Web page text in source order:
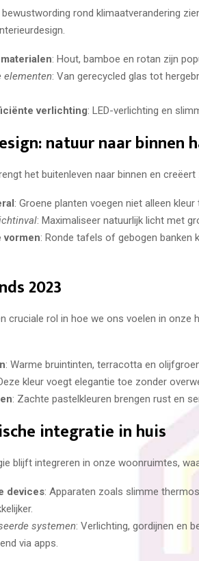
rond klimaatverandering
: Hout, bamboe en rotan zijn
elementen: Van gerecycled glas tot
verlichting: LED-verlichting en
natuur naar binnen
het buitenleven naar binnen en
: Groene planten voegen niet alleen
: Maximaliseer natuurlijk licht met
vormen: Ronde tafels of gebogen banken
2023
cruciale rol in hoe we ons voelen in onze
: Warme bruintinten, terracotta en
kleur voegt elegantie toe zonder
: Zachte pastelkleuren brengen rust en
integratie in huis
blijft integreren in onze woonruimtes,
devices: Apparaten zoals slimme
systemen: Verlichting, gordijnen en
via apps.